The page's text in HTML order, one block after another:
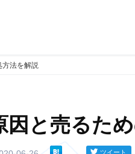
法を解説
と売るた